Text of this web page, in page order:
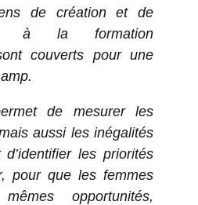
de création et de
à la formation
couverts pour une
de mesurer les
aussi les inégalités
les priorités
pour que les femmes
opportunités,